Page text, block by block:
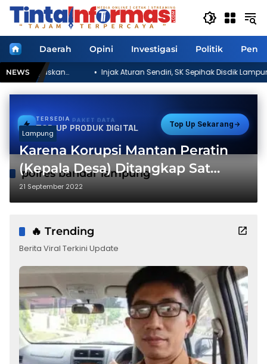
Langsung
HomeDaerah Opini Investigasi Politik
NEWS
Injak Aturan Sendiri, SK Sepihak Disdik Lampung Tengah
Kebijakan atau Kepentingan Politik?
TERSEDIA PAKET DATA
TOP UP PRODUK DIGITAL Top Up Sekarang
polres bandar lampung
Lampung
Karena Korupsi Mantan Peratin
(Kepala Desa) Ditangkap Sat
Reskrim Polres Lampung Barat
21 September 2022
🔥 Trending
Berita Viral Terkini Update